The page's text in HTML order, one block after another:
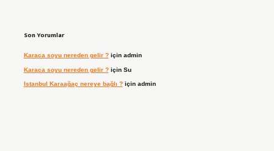
Son Yorumlar
Karaca soyu nereden gelir ?için admin
Karaca soyu nereden gelir ?için Su
Istanbul Karaağaç nereye bağlı ?için admin